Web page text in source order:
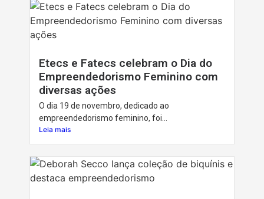
Etecs e Fatecs celebram o Dia do
Empreendedorismo Feminino com
diversas ações
O dia 19 de novembro, dedicado ao
empreendedorismo feminino, foi...
Leia mais